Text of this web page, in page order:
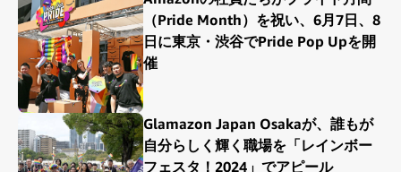
（Pride Month）を祝い、6月7日、8
日に東京・渋谷でPride Pop Upを開
催
Glamazon Japan Osakaが、誰もが
自分らしく輝く職場を「レインボー
フェスタ！2024」でアピール